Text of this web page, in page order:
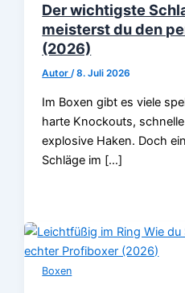
Der wichtigste
meisterst du den
(2026)
Autor/8. Juli 2026
Im Boxen gibt es viele
harte Knockouts,
explosive Haken. Doch
Schläge im […]
Boxen